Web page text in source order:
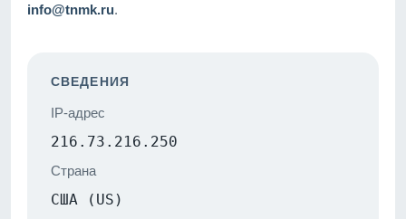
info@tnmk.ru.
СВЕДЕНИЯ
IP-адрес
216.73.216.250
Страна
США (US)